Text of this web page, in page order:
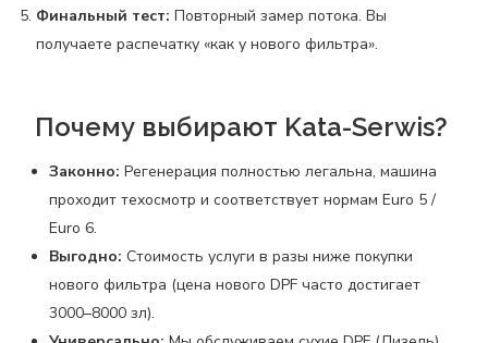
Финальный тест: Повторный замер потока. Вы
получаете распечатку «как у нового фильтра».
Почему выбирают Kata-Serwis?
Законно: Регенерация полностью легальна, машина
проходит техосмотр и соответствует нормам Euro 5 /
Euro 6.
Выгодно: Стоимость услуги в разы ниже покупки
нового фильтра (цена нового DPF часто достигает
3000–8000 зл).